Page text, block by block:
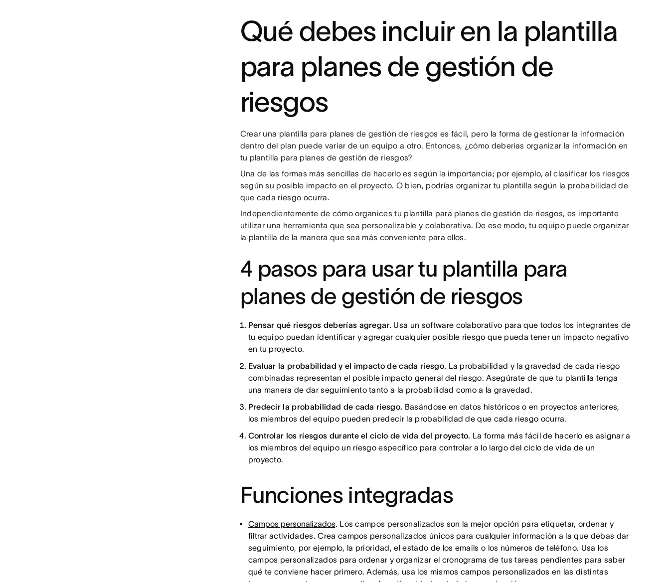
Qué debes incluir en la plantilla
para planes de gestión de
riesgos
Crear una plantilla para planes de gestión de riesgos es fácil, pero la forma de gestionar la información
dentro del plan puede variar de un equipo a otro. Entonces, ¿cómo deberías organizar la información en
tu plantilla para planes de gestión de riesgos?
Una de las formas más sencillas de hacerlo es según la importancia; por ejemplo, al clasificar los riesgos
según su posible impacto en el proyecto. O bien, podrías organizar tu plantilla según la probabilidad de
que cada riesgo ocurra.
Independientemente de cómo organices tu plantilla para planes de gestión de riesgos, es importante
utilizar una herramienta que sea personalizable y colaborativa. De ese modo, tu equipo puede organizar
la plantilla de la manera que sea más conveniente para ellos.
4 pasos para usar tu plantilla para
planes de gestión de riesgos
Pensar qué riesgos deberías agregar. Usa un software colaborativo para que todos los integrantes de
tu equipo puedan identificar y agregar cualquier posible riesgo que pueda tener un impacto negativo
en tu proyecto.
Evaluar la probabilidad y el impacto de cada riesgo. La probabilidad y la gravedad de cada riesgo
combinadas representan el posible impacto general del riesgo. Asegúrate de que tu plantilla tenga
una manera de dar seguimiento tanto a la probabilidad como a la gravedad.
Predecir la probabilidad de cada riesgo. Basándose en datos históricos o en proyectos anteriores,
los miembros del equipo pueden predecir la probabilidad de que cada riesgo ocurra.
Controlar los riesgos durante el ciclo de vida del proyecto. La forma más fácil de hacerlo es asignar a
los miembros del equipo un riesgo específico para controlar a lo largo del ciclo de vida de un
proyecto.
Funciones integradas
Campos personalizados. Los campos personalizados son la mejor opción para etiquetar, ordenar y
filtrar actividades. Crea campos personalizados únicos para cualquier información a la que debas dar
seguimiento, por ejemplo, la prioridad, el estado de los emails o los números de teléfono. Usa los
campos personalizados para ordenar y organizar el cronograma de tus tareas pendientes para saber
qué te conviene hacer primero. Además, usa los mismos campos personalizados en las distintas